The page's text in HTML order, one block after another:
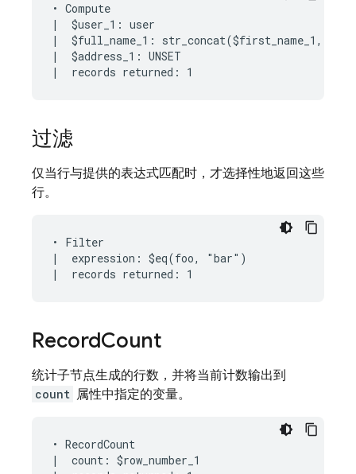
• Compute
|  $user_1: user
|  $full_name_1: str_concat($first_name_1, " ",
|  $address_1: UNSET
过滤
仅当行与提供的表达式匹配时，才选择性地返回这些
行。
• Filter
|  expression: $eq(foo, "bar")
RecordCount
统计子节点生成的行数，并将当前计数输出到
count 属性中指定的变量。
• RecordCount
|  count: $row_number_1